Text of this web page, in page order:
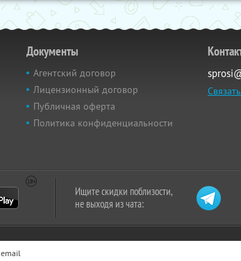
Документы
Агентский договор
Лицензионный договор
Публичная оферта
Политика конфиденциальности
Ищите скидки поблизости,
не выходя из чата: